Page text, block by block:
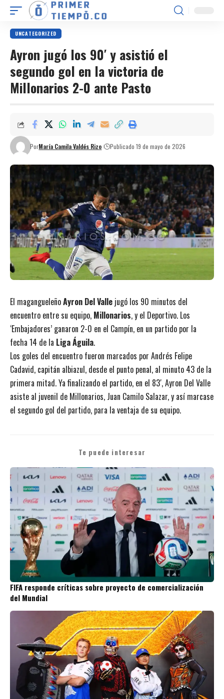
UNCATEGORIZED
Ayron jugó los 90′ y asistió el
segundo gol en la victoria de
Millonarios 2-0 ante Pasto
PorMaría Camila Valdés Rizo Publicado 19 de mayo de 2026
El magangueleñoAyron Del Valle jugó los 90 minutos del
encuentro entre su equipo, Millonarios, y el Deportivo. Los
‘Embajadores’ ganaron 2-0 en el Campín, en un partido por la
fecha 14 de la Liga Águila.
Los goles del encuentro fueron marcados por Andrés Felipe
Cadavid, capitán albiazul, desde el punto penal, al minuto 43 de la
primera mitad. Ya finalizando el partido, en el 83′, Ayron Del Valle
asiste al juvenil de Millonarios, Juan Camilo Salazar, y así marcase
el segundo gol del partido, para la ventaja de su equipo.
Te puede interesar
FIFA responde críticas sobre proyecto de comercialización
del Mundial